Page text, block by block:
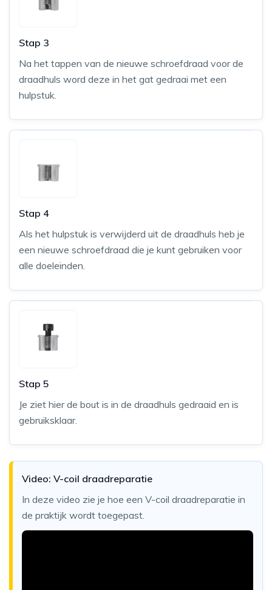
Stap 3
Na het tappen van de nieuwe schroefdraad voor de
draadhuls word deze in het gat gedraai met een
hulpstuk.
Stap 4
Als het hulpstuk is verwijderd uit de draadhuls heb je
een nieuwe schroefdraad die je kunt gebruiken voor
alle doeleinden.
Stap 5
Je ziet hier de bout is in de draadhuls gedraaid en is
gebruiksklaar.
Video: V-coil draadreparatie
In deze video zie je hoe een V-coil draadreparatie in
de praktijk wordt toegepast.